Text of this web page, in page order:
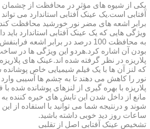
یکی از شیوه های مؤثر در محافظت از چشمان
آفتابی است.یک عینک آفتابی استاندارد می
برابر اشعه های مضر نور خورشید محافظت
ویژگی هایی که یک عینک آفتابی استاندارد باید
به محافظت 100 درصد در برابر اشعه
بودن آن اشاره کرد.هردو این ویژگی ها در
پلاریزه در نظر گرفته شده اند.عینک های
که لنز آن ها با یک فیلم شیمیایی خاص
نور را کاهش می دهند تا به چشم ها آسیبی
پلاریزه با بهره گیری از لنزهای پوشانده شده با
مانع از داخل شدن این تابش های خیره کننده
شوند و درنتیجه شما می توانید با استفاده از
ساعات روز دید خوبی داشته باشید.
تشخیص عینک آفتابی اصل از تقلبی